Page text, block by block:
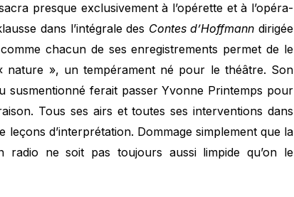
presque exclusivement à l’opérette et à l’opéra-
dans l’intégrale des Contes d’Hoffmann dirigée
chacun de ses enregistrements permet de le
nature », un tempérament né pour le théâtre. Son
susmentionné ferait passer Yvonne Printemps pour
Tous ses airs et toutes ses interventions dans
leçons d’interprétation. Dommage simplement que la
radio ne soit pas toujours aussi limpide qu’on le